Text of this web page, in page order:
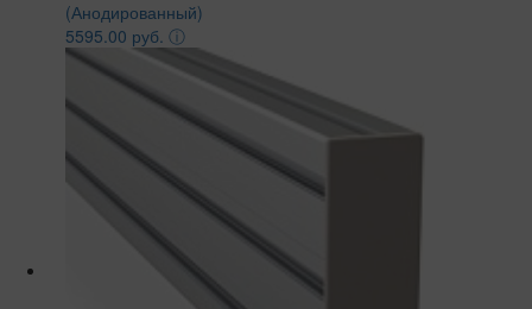
(Анодированный)
5595.00 руб. ⓘ